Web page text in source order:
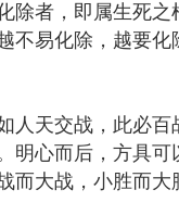
除者，即属生死之
不易化除，越要化
天交战，此必百
明心而后，方具可
而大战，小胜而大